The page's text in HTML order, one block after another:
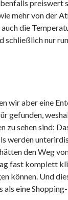
preiswert
mehr von der
die
schließlich nur
wir aber eine
gefunden,
zu sehen sind:
werden
den Weg
fast komplett
können. Und
als eine